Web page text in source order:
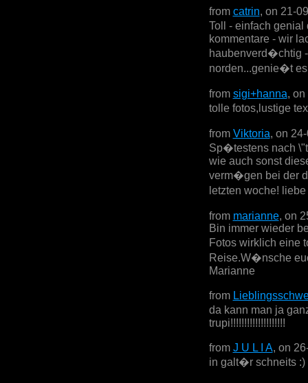
from catrin, on 21-
Toll - einfach
kommentare - wir
haubenverd�chtig
norden...genie�t
from sigi+hanna,
tolle fotos,lustige
from Viktoria, on
Sp�testens nach
wie auch sonst
verm�gen bei der
letzten woche!
from marianne, on
Bin immer wieder
Fotos wirklich eine
Reise.W�nsche
Marianne
from
da kann man ja
trupi!!!!!!!!!!!!!!!!!!!!
from J U L I A, on
in galt�r schneits :)